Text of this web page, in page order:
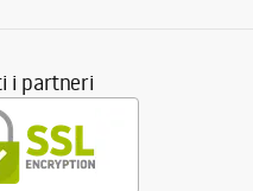
i partneri